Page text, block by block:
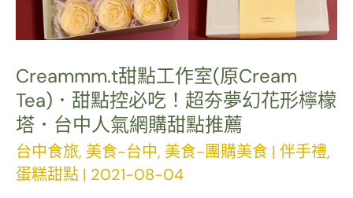
驚
豔
的
Gelato
義
式
Creammm.t甜點工作室(原Cream
Tea)．甜點控必吃！超夯夢幻花形檸檬
塔．台中人氣網購甜點推薦
台中食旅, 美食-台中, 美食-團購美食 | 伴手禮,
蛋糕甜點 | 2021-08-04